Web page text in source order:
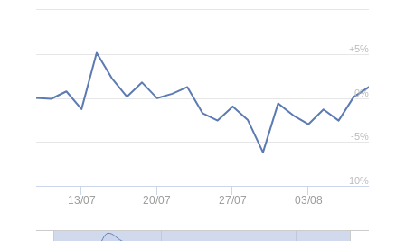
13/07 20/07 27/07 03/08
0%
-10%
-5%
+5%